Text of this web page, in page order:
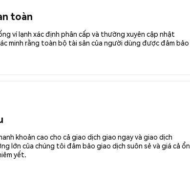
toàn
ví lạnh xác định phân cấp và thường xuyên cập nhật
minh rằng toàn bộ tài sản của người dùng được đảm bảo
khoản cao cho cả giao dịch giao ngay và giao dịch
lớn của chúng tôi đảm bảo giao dịch suôn sẻ và giá cả ổn
yết.